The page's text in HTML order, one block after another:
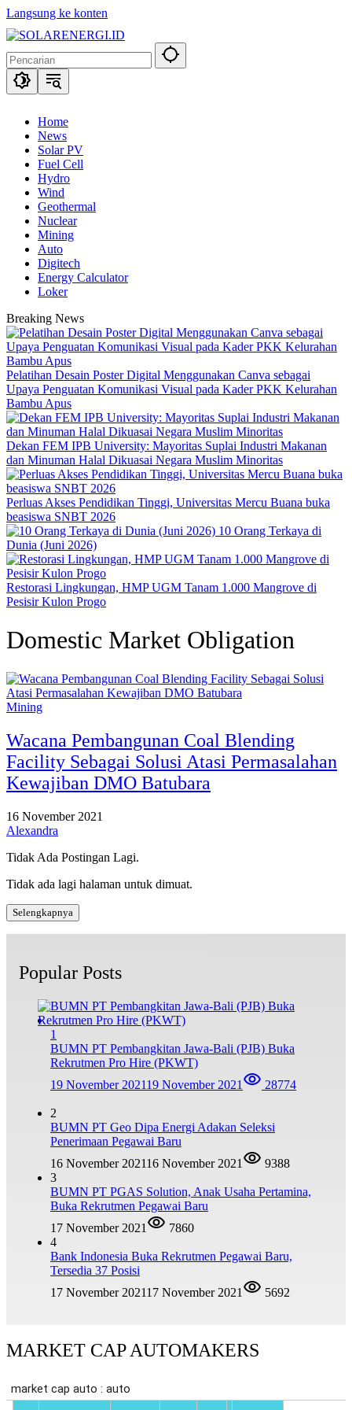
Langsung ke konten
Home
News
Solar PV
Fuel Cell
Hydro
Wind
Geothermal
Nuclear
Mining
Auto
Digitech
Energy Calculator
Loker
Breaking News
Pelatihan Desain Poster Digital Menggunakan Canva sebagai
Upaya Penguatan Komunikasi Visual pada Kader PKK Kelurahan
Bambu Apus
Dekan FEM IPB University: Mayoritas Suplai Industri Makanan
dan Minuman Halal Dikuasai Negara Muslim Minoritas
Perluas Akses Pendidikan Tinggi, Universitas Mercu Buana buka
beasiswa SNBT 2026
10 Orang Terkaya di
Dunia (Juni 2026)
Restorasi Lingkungan, HMP UGM Tanam 1.000 Mangrove di
Pesisir Kulon Progo
Domestic Market Obligation
Mining
Wacana Pembangunan Coal Blending
Facility Sebagai Solusi Atasi Permasalahan
Kewajiban DMO Batubara
16 November 2021
Alexandra
Tidak Ada Postingan Lagi.
Tidak ada lagi halaman untuk dimuat.
Selengkapnya
Popular Posts
1
BUMN PT Pembangkitan Jawa-Bali (PJB) Buka
Rekrutmen Pro Hire (PKWT)
19 November 202119 November 2021 28774
2
BUMN PT Geo Dipa Energi Adakan Seleksi
Penerimaan Pegawai Baru
16 November 202116 November 2021
9388
3
BUMN PT PGAS Solution, Anak Usaha Pertamina,
Buka Rekrutmen Pegawai Baru
17 November 2021
7860
4
Bank Indonesia Buka Rekrutmen Pegawai Baru,
Tersedia 37 Posisi
17 November 202117 November 2021 5692
MARKET CAP AUTOMAKERS